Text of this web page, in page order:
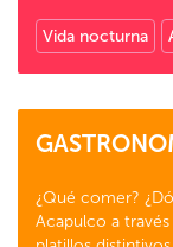
Vida nocturna
¿Qué comer?
Acapulco a